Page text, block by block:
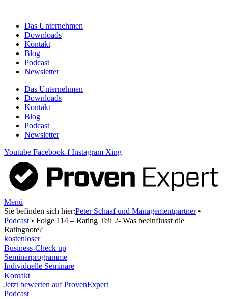
springenDas Unternehmen
Downloads
Kontakt
Blog
Podcast
Newsletter
Das Unternehmen
Downloads
Kontakt
Blog
Podcast
Newsletter
Youtube Facebook-f Instagram Xing
Menü
Sie befinden sich hier:Peter Schaaf und Managementpartner•
Podcast • Folge 114 – Rating Teil 2- Was beeinflusst die
Ratingnote?
kostenloser
Business-Check up
Seminarprogramme
Individuelle Seminare
Kontakt
Jetzt bewerten auf ProvenExpert
Podcast